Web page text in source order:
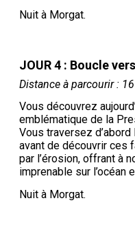
Nuit à Morgat.
JOUR 4 : Boucle
Distance à parcourir :
Vous découvrez
emblématique de la
Vous traversez
avant de découvrir ces
par l’érosion, offrant à
imprenable sur l’océan
Nuit à Morgat.